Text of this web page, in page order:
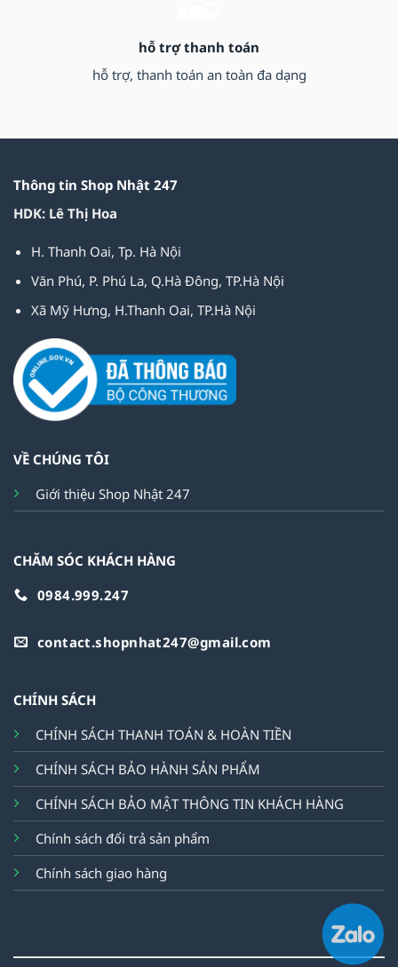
hỗ trợ thanh toán
hỗ trợ, thanh toán an toàn đa dạng
Thông tin Shop Nhật 247
HDK: Lê Thị Hoa
H. Thanh Oai, Tp. Hà Nội
Văn Phú, P. Phú La, Q.Hà Đông, TP.Hà Nội
Xã Mỹ Hưng, H.Thanh Oai, TP.Hà Nội
VỀ CHÚNG TÔI
Giới thiệu Shop Nhật 247
CHĂM SÓC KHÁCH HÀNG
0984.999.247
contact.shopnhat247@gmail.com
CHÍNH SÁCH
CHÍNH SÁCH THANH TOÁN & HOÀN TIỀN
CHÍNH SÁCH BẢO HÀNH SẢN PHẨM
CHÍNH SÁCH BẢO MẬT THÔNG TIN KHÁCH HÀNG
Chính sách đổi trả sản phẩm
Chính sách giao hàng